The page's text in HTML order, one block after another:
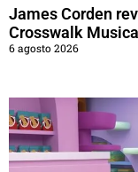
James Corden
Crosswalk
6 agosto 2026